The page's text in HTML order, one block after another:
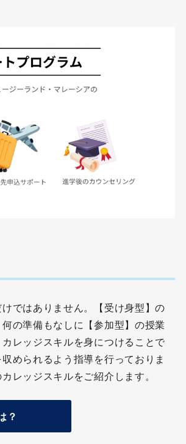
ではありません。【受け身型】の
の準備もなしに【参加型】の授業
レッジスキルを身につけることで
められるよう指導を行っておりま
レッジスキルをご紹介します。
？